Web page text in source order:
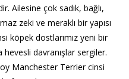
Ailesine çok sadık, bağlı,
zeki ve meraklı bir yapısı
köpek dostlarımız yeni bir
davranışlar sergiler.
Manchester Terrier cinsi